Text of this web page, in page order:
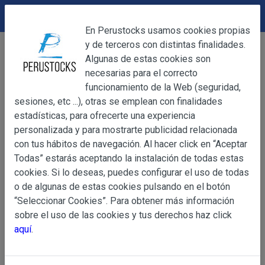
Alimentación
Condimentos y Especias
Pasta de Ají Amarillo Del Huerto 212g
OBJETO
Información
Básica
sobre
de Datos
OBJETO
Las presentes Condiciones Generales regulan la
web www.perustocks.es, del que es titular ALBERT
YACARINE (en adelante, PERUSTOCKS).
La adquisición de cualesquiera de los productos
DEVOLUCIONES
En Perustocks usamos cookies propias
y de terceros con distintas finalidades.
Algunas de estas cookies son
necesarias para el correcto
funcionamiento de la Web (seguridad,
sesiones, etc ...), otras se emplean con finalidades
estadísticas, para ofrecerte una experiencia
personalizada y para mostrarte publicidad relacionada
con tus hábitos de navegación. Al hacer click en “Aceptar
Todas” estarás aceptando la instalación de todas estas
cookies. Si lo deseas, puedes configurar el uso de todas
o de algunas de estas cookies pulsando en el botón
“Seleccionar Cookies”. Para obtener más información
sobre el uso de las cookies y tus derechos haz click
aquí.